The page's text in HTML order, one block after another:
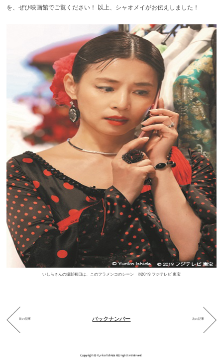
を、ぜひ映画館でご覧ください！ 以上、シャオメイがお伝えしました！
いしらさんの撮影初日は、このフラメンコのシーン ©2019 フジテレビ 東宝
前の記事 バックナンバー 次の記事